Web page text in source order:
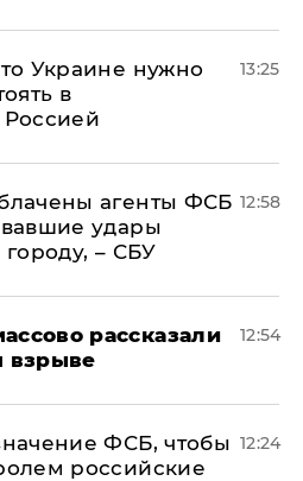
Украине нужно
в
Россией
13:25
агенты ФСБ
удары
– СБУ
12:58
рассказали
взрыве
12:54
ФСБ, чтобы
российские
12:24